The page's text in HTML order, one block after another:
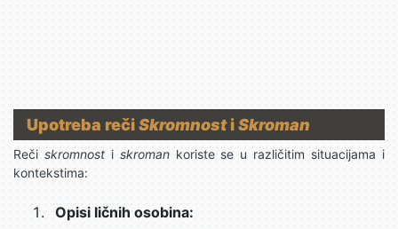
Upotreba rečiSkromnostiSkroman
Reči skromnostiskromankoriste se u različitim situacijama i
kontekstima:
Opisi ličnih osobina: